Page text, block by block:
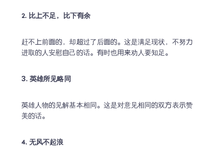
2. 比上不足，比下有余
赶不上前面的，却超过了后面的。这是满足现状，不努力
进取的人安慰自己的话。有时也用来劝人要知足。
3. 英雄所见略同
英雄人物的见解基本相同。这是对意见相同的双方表示赞
美的话。
4. 无风不起浪